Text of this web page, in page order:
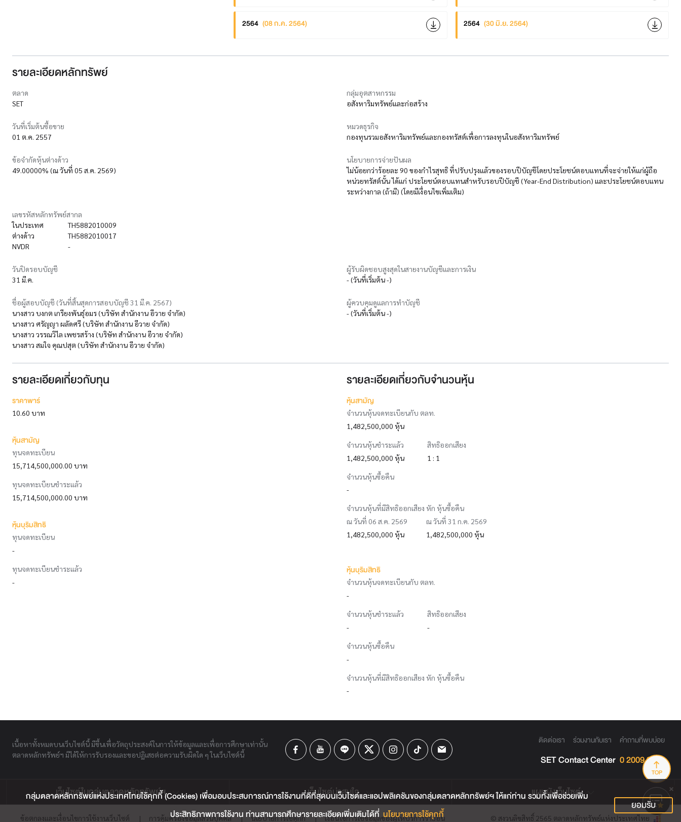
2564 (08 ก.ค. 2564) 2564 (30 มิ.ย. 2564)
รายละเอียดหลักทรัพย์
ตลาด
SET
กลุ่มอุตสาหกรรม
อสังหาริมทรัพย์และก่อสร้าง
วันที่เริ่มต้นซื้อขาย
01 ต.ค. 2557
หมวดธุรกิจ
กองทุนรวมอสังหาริมทรัพย์และกองทรัสต์เพื่อการลงทุนในอสังหาริมทรัพย์
ข้อจำกัดหุ้นต่างด้าว
49.00000% (ณ วันที่ 05 ส.ค. 2569)
นโยบายการจ่ายปันผล
ไม่น้อยกว่าร้อยละ 90 ของกำไรสุทธิ ที่ปรับปรุงแล้วของรอบปีบัญชีโดยประโยชน์ตอบแทนที่จะจ่ายให้แก่ผู้ถือ
หน่วยทรัสต์นั้น ได้แก่ ประโยชน์ตอบแทนสำหรับรอบปีบัญชี (Year-End Distribution) และประโยชน์ตอบแทน
ระหว่างกาล (ถ้ามี) (โดยมีเงื่อนไขเพิ่มเติม)
เลขรหัสหลักทรัพย์สากล
ในประเทศ
TH5882010009
ต่างด้าว
TH5882010017
NVDR
-
วันปิดรอบบัญชี
31 มี.ค.
ชื่อผู้สอบบัญชี (วันที่สิ้นสุดการสอบบัญชี 31 มี.ค. 2567)
นางสาว บงกต เกรียงพันธุ์อมร (บริษัท สำนักงาน อีวาย จำกัด)
นางสาว ศรัญญา ผลัดศรี (บริษัท สำนักงาน อีวาย จำกัด)
นางสาว วรรณวิไล เพชรสร้าง (บริษัท สำนักงาน อีวาย จำกัด)
นางสาว สมใจ คุณปสุต (บริษัท สำนักงาน อีวาย จำกัด)
ผู้รับผิดชอบสูงสุดในสายงานบัญชีและการเงิน
- (วันที่เริ่มต้น -)
ผู้ควบคุมดูแลการทำบัญชี
- (วันที่เริ่มต้น -)
รายละเอียดเกี่ยวกับทุน
ราคาพาร์
10.60 บาท
หุ้นสามัญ
ทุนจดทะเบียน
15,714,500,000.00 บาท
ทุนจดทะเบียนชำระแล้ว
15,714,500,000.00 บาท
หุ้นบุริมสิทธิ
ทุนจดทะเบียน
-
ทุนจดทะเบียนชำระแล้ว
-
รายละเอียดเกี่ยวกับจำนวนหุ้น
หุ้นสามัญ
จำนวนหุ้นจดทะเบียนกับ ตลท.
1,482,500,000 หุ้น
จำนวนหุ้นชำระแล้ว
1,482,500,000 หุ้น
สิทธิออกเสียง
1 : 1
จำนวนหุ้นซื้อคืน
-
จำนวนหุ้นที่มีสิทธิออกเสียง หัก หุ้นซื้อคืน
ณ วันที่ 06 ส.ค. 2569
1,482,500,000 หุ้น
ณ วันที่ 31 ก.ค. 2569
1,482,500,000 หุ้น
หุ้นบุริมสิทธิ
จำนวนหุ้นจดทะเบียนกับ ตลท.
-
จำนวนหุ้นชำระแล้ว
-
สิทธิออกเสียง
-
จำนวนหุ้นซื้อคืน
-
จำนวนหุ้นที่มีสิทธิออกเสียง หัก หุ้นซื้อคืน
-
TOP
เนื้อหาทั้งหมดบนเว็บไซต์นี้ มีขึ้นเพื่อวัตถุประสงค์ในการให้ข้อมูลและเพื่อการศึกษาเท่านั้น
ตลาดหลักทรัพย์ฯ มิได้ให้การรับรองและขอปฏิเสธต่อความรับผิดใด ๆ ในเว็บไซต์นี้
ติดต่อเรา ร่วมงานกับเรา คำถามที่พบบ่อย
SET Contact Center 0 2009 9999
เว็บไซต์ในกลุ่มตลาดหลักทรัพย์ฯ เว็บไซต์น่าสนใจ แผนผังเว็บไซต์
ข้อตกลงและเงื่อนไขการใช้งานเว็บไซต์ | การคุ้มครองข้อมูลส่วนบุคคล | นโยบายการใช้คุกกี้ | เงื่อนไขการใช้ข้อมูลของผู้ให้บริการรายอื่น © สงวนลิขสิทธิ์ 2565 ตลาดหลักทรัพย์แห่งประเทศไทย
กลุ่มตลาดหลักทรัพย์แห่งประเทศไทยใช้คุกกี้ (Cookies) เพื่อมอบประสบการณ์การใช้งานที่ดีที่สุดบนเว็บไซต์และแอปพลิเคชันของกลุ่มตลาดหลักทรัพย์ฯ ให้แก่ท่าน รวมทั้งเพื่อช่วยเพิ่ม
ประสิทธิภาพการใช้งาน ท่านสามารถศึกษารายละเอียดเพิ่มเติมได้ที่นโยบายการใช้คุกกี้
ยอมรับ